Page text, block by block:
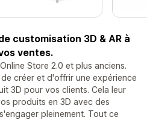
customisation 3D & AR à
ventes.
Store 2.0 et plus anciens.
créer et d'offrir une expérience
3D pour vos clients. Cela leur
produits en 3D avec des
pleinement. Tout ce